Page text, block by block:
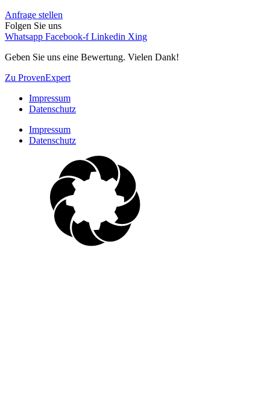
Anfrage stellen
Folgen Sie uns
Whatsapp Facebook-f Linkedin Xing
Geben Sie uns eine Bewertung. Vielen Dank!
Zu ProvenExpert
Impressum
Datenschutz
Impressum
Datenschutz